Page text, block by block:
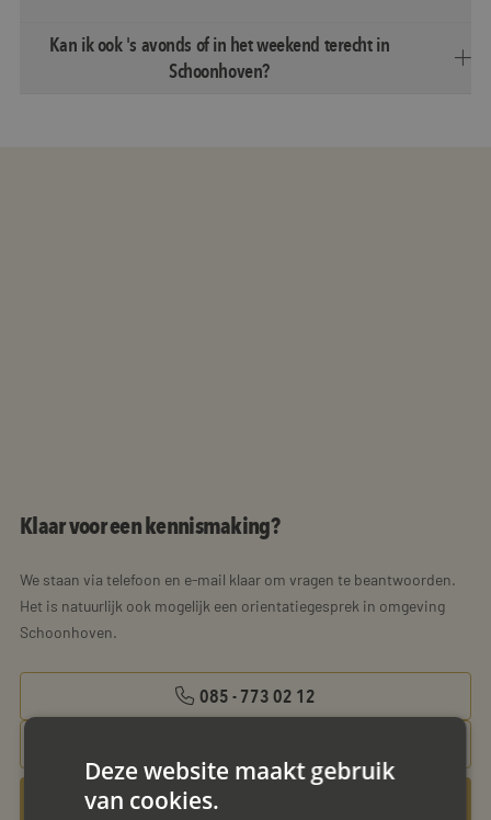
Kan ik ook 's avonds of in het weekend terecht in
Schoonhoven?
Klaar voor een kennismaking?
We staan via telefoon en e-mail klaar om vragen te beantwoorden.
Het is natuurlijk ook mogelijk een orientatiegesprek in omgeving
Schoonhoven.
085 - 773 02 12
Gratis oriëntatiegesprek aanvragen
Deze website maakt gebruik
van cookies.